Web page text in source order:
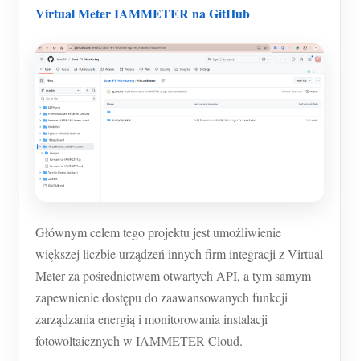
Virtual Meter IAMMETER na GitHub
Głównym celem tego projektu jest umożliwienie
większej liczbie urządzeń innych firm integracji z Virtual
Meter za pośrednictwem otwartych API, a tym samym
zapewnienie dostępu do zaawansowanych funkcji
zarządzania energią i monitorowania instalacji
fotowoltaicznych w IAMMETER-Cloud.